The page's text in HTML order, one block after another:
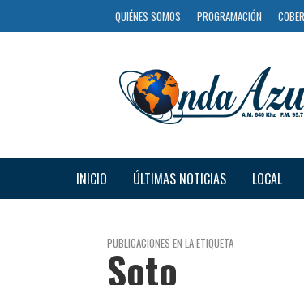
QUIÉNES SOMOS PROGRAMACIÓN
INICIO ÚLTIMAS NOTICIAS LOCAL
PUBLICACIONES EN LA ETIQUETA
Soto